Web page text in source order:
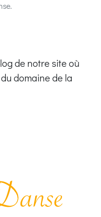
de notre site où
domaine de la